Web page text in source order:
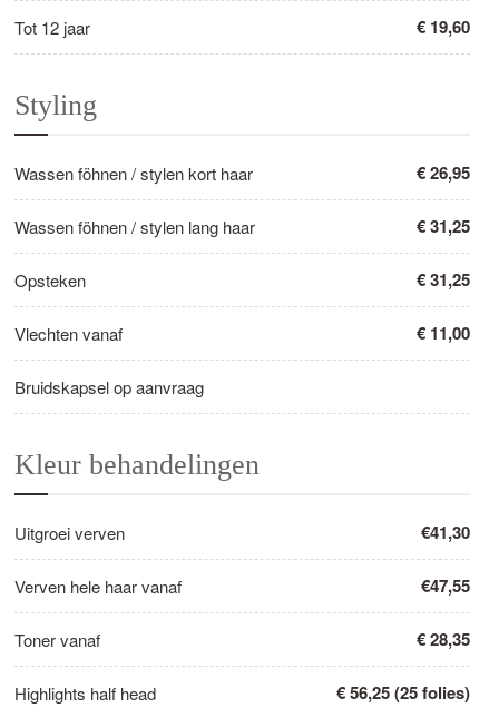
Tot 12 jaar € 19,60
Styling
Wassen föhnen / stylen kort haar € 26,95
Wassen föhnen / stylen lang haar € 31,25
Opsteken € 31,25
Vlechten vanaf € 11,00
Bruidskapsel op aanvraag
Kleur behandelingen
Uitgroei verven €41,30
Verven hele haar vanaf €47,55
Toner vanaf € 28,35
Highlights half head € 56,25 (25 folies)